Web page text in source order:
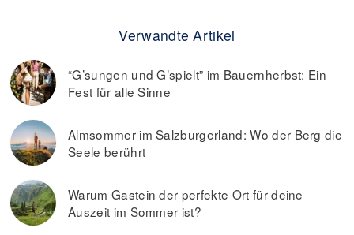
Verwandte Artikel
“G’sungen und G’spielt” im Bauernherbst: Ein
Fest für alle Sinne
Almsommer im Salzburgerland: Wo der Berg die
Seele berührt
Warum Gastein der perfekte Ort für deine
Auszeit im Sommer ist?